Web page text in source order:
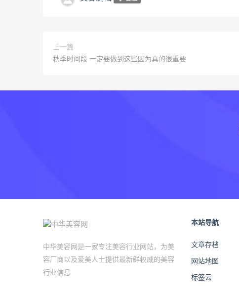
上一篇
秋季时间段 一定要做到这些因为真的很重要
中华美容网是一家专注美容行业网站，为美
容厂商以及爱美人士提供最新鲜权威的美容
行业信息
本站导航
文章存档
网站地图
标签云